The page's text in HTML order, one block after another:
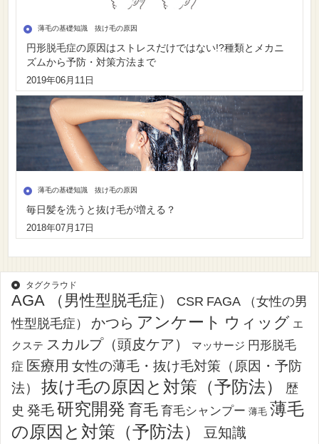
薄毛の基礎知識 抜け毛の原因
円形脱毛症の原因はストレスだけではない!?種類とメカニ
ズムから予防・対策方法まで
2019年06月11日
薄毛の基礎知識 抜け毛の原因
毎日髪を洗うと抜け毛が増える？
2018年07月17日
タグクラウド
AGA （男性型脱毛症） CSR FAGA （女性の男
性型脱毛症）
かつら アンケート ウィッグ エ
クステ スカルプ（頭皮ケア） マッサージ 円形脱毛
症 医療用 女性の薄毛・抜け毛対策（原因・予防
法）
抜け毛の原因と対策（予防法）
歴
史 発毛研究開発 育毛 育毛シャンプー 薄毛 薄毛
の原因と対策（予防法）
豆知識